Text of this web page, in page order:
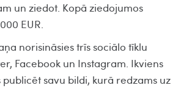
un ziedot. Kopā ziedojumos
EUR.
norisināsies trīs sociālo tīklu
Facebook un Instagram. Ikviens
savu bildi, kurā redzams uz